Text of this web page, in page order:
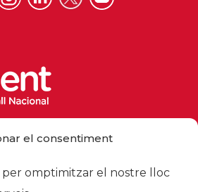
el consentiment
per omptimitzar el nostre lloc